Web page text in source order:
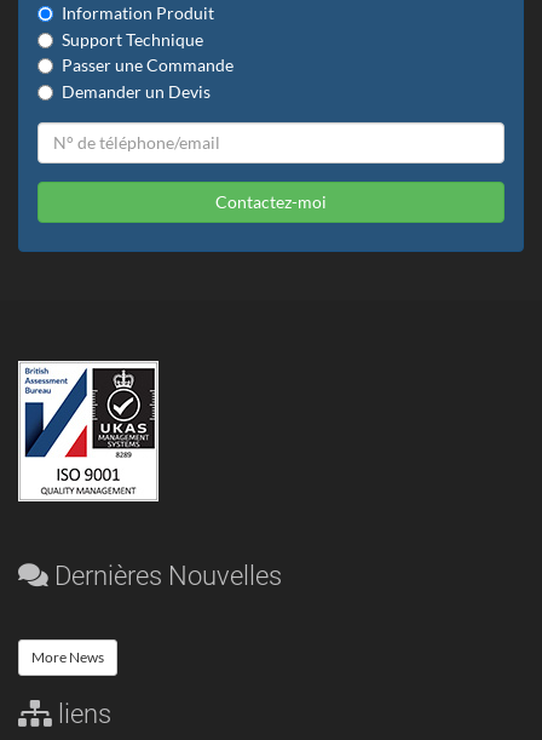
Information Produit
Support Technique
Passer une Commande
Demander un Devis
Contactez-moi
Dernières Nouvelles
More News
liens